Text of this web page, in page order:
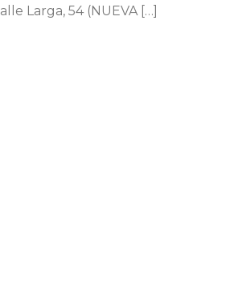
Larga, 54 (NUEVA […]